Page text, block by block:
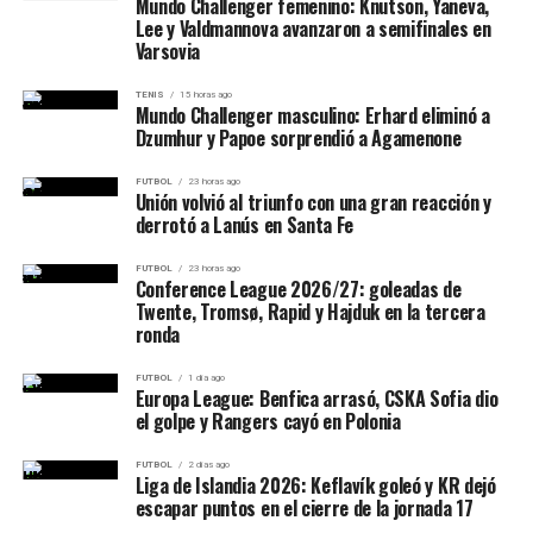
📌 𝐅𝐞𝐜𝐡𝐚 𝟐 | 𝐍𝐨𝐧𝐚𝐠𝐨𝐧𝐚𝐥 𝐁
🆚 Alvarado
⌚️22:00hs.
🏟️ Estadio Padre Ernesto
Martearena
𝐓𝐨𝐝𝐨𝐬 𝐣𝐮𝐧𝐭𝐨𝐬 𝐩𝐨𝐫 𝐮𝐧𝐚
𝐦𝐢𝐬𝐦𝐚
𝐢𝐥𝐮𝐬𝐢𝐨́𝐧. #VamosJuventud
pic.twitter.com/FCwoZPpWNk
— Juventud Antoniana Oficial (@CJAOficial)
Juventud Antoniana vs Alvarado
Almagro tuvo su oportunidad más clara antes del
descanso. Franco Bustamante envió un centro desde la
izquierda, Facundo De La Vega buscó el cabezazo y la
pelota terminó desviándose tras un contacto entre el
delantero y Manuel Guanini. El balón pasó cerca del
primer palo.
Cosentino sostuvo la ventaja
El Tricolor salió decidido a buscar el empate durante los
primeros minutos del complemento. A los dos minutos,
una falla defensiva dejó a Facundo De La Vega frente al
arco.
y remató por abajo, peroFederico Cosentino
respondió con el pie derecho. Claudio Salto tomó el
Mundo Challenger femenino: Knutson, Yaneva,
Lee y Valdmannova avanzaron a semifinales en
Varsovia
TENIS 15 horas ago
Mundo Challenger masculino: Erhard eliminó a
Dzumhur y Papoe sorprendió a Agamenone
FUTBOL 23 horas ago
Unión volvió al triunfo con una gran reacción y
derrotó a Lanús en Santa Fe
FUTBOL 23 horas ago
Conference League 2026/27: goleadas de
Twente, Tromsø, Rapid y Hajduk en la tercera
ronda
FUTBOL 1 día ago
Europa League: Benfica arrasó, CSKA Sofia dio
el golpe y Rangers cayó en Polonia
FUTBOL 2 días ago
Liga de Islandia 2026: Keflavík goleó y KR dejó
escapar puntos en el cierre de la jornada 17